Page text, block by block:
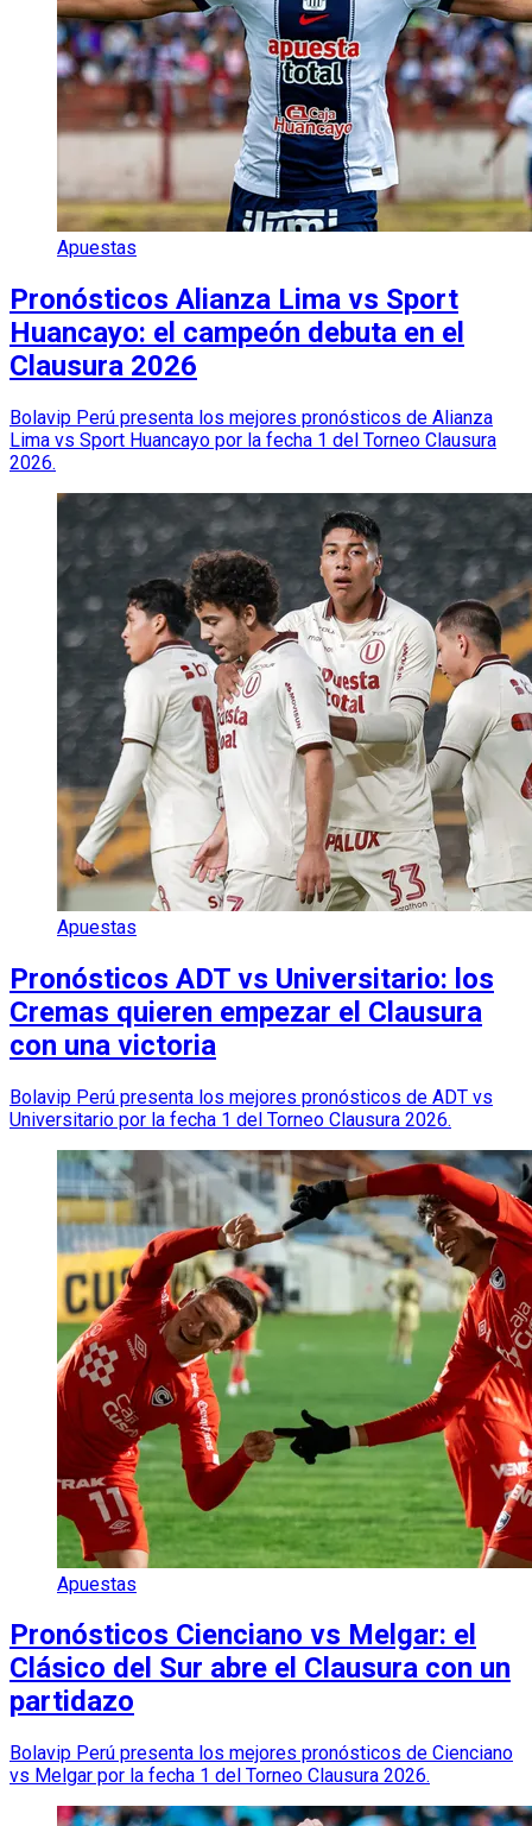
Apuestas
Pronósticos Alianza Lima vs Sport
Huancayo: el campeón debuta en el
Clausura 2026
Bolavip Perú presenta los mejores pronósticos de Alianza
Lima vs Sport Huancayo por la fecha 1 del Torneo Clausura
2026.
Apuestas
Pronósticos ADT vs Universitario: los
Cremas quieren empezar el Clausura
con una victoria
Bolavip Perú presenta los mejores pronósticos de ADT vs
Universitario por la fecha 1 del Torneo Clausura 2026.
Apuestas
Pronósticos Cienciano vs Melgar: el
Clásico del Sur abre el Clausura con un
partidazo
Bolavip Perú presenta los mejores pronósticos de Cienciano
vs Melgar por la fecha 1 del Torneo Clausura 2026.